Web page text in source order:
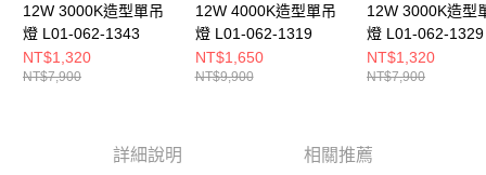
請求用戶進行身份認證。
５．嚴禁一人註冊多個帳號或使用他人資訊註冊。若發現惡意使用之情形，
恩沛科技股份有限公司將有權停止該用戶之使用額度並採取法律行動。
12W 3000K造型單吊
燈 L01-062-1343
NT$1,320
NT$7,900
12W 4000K造型單吊
燈 L01-062-1319
NT$1,650
NT$9,900
12W 3000K造型
燈 L01-062-1329
NT$1,320
NT$7,900
詳細說明 相關推薦